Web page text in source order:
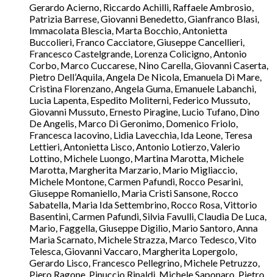
Gerardo Acierno, Riccardo Achilli, Raffaele Ambrosio,
Patrizia Barrese, Giovanni Benedetto, Gianfranco Blasi,
Immacolata Blescia, Marta Bocchio, Antonietta
Buccolieri, Franco Cacciatore, Giuseppe Cancellieri,
Francesco Castelgrande, Lorenza Colicigno, Antonio
Corbo, Marco Cuccarese, Nino Carella, Giovanni Caserta,
Pietro Dell’Aquila, Angela De Nicola, Emanuela Di Mare,
Cristina Florenzano, Angela Guma, Emanuele Labanchi,
Lucia Lapenta, Espedito Moliterni, Federico Mussuto,
Giovanni Mussuto, Ernesto Piragine, Lucio Tufano, Dino
De Angelis, Marco Di Geronimo, Domenico Friolo,
Francesca Iacovino, Lidia Lavecchia, Ida Leone, Teresa
Lettieri, Antonietta Lisco, Antonio Lotierzo, Valerio
Lottino, Michele Luongo, Martina Marotta, Michele
Marotta, Margherita Marzario, Mario Migliaccio,
Michele Montone, Carmen Pafundi, Rocco Pesarini,
Giuseppe Romaniello, Maria Cristi Sansone, Rocco
Sabatella, Maria Ida Settembrino, Rocco Rosa, Vittorio
Basentini, Carmen Pafundi, Silvia Favulli, Claudia De Luca,
Mario, Faggella, Giuseppe Digilio, Mario Santoro, Anna
Maria Scarnato, Michele Strazza, Marco Tedesco, Vito
Telesca, Giovanni Vaccaro, Margherita Lopergolo,
Gerardo Lisco, Francesco Pellegrino, Michele Petruzzo,
Piero Ragone, Pinuccio Rinaldi, Michele Saponaro, Pietro